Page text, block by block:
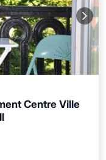
Centre Ville